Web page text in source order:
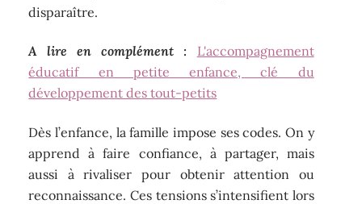
disparaître.
A lire en complément :
L'accompagnement
éducatif en petite enfance, clé du
développement des tout-petits
Dès l’enfance, la famille impose ses codes. On y
apprend à faire confiance, à partager, mais
aussi à rivaliser pour obtenir attention ou
reconnaissance. Ces tensions s’intensifient lors